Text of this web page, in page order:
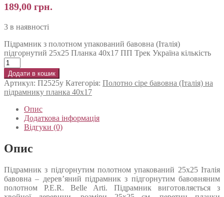
189,00 грн.
3 в наявності
Підрамник з полотном упакований бавовна (Італія)
підгорнутий 25х25 Планка 40х17 ПП Трек Україна кількість
Додати в кошик
Артикул: П2525у Категорія: Полотно сіре бавовна (Італія) на
підрамнику планка 40х17
Опис
Додаткова інформація
Відгуки (0)
Опис
Підрамник з підгорнутим полотном упакований 25х25 Італія
бавовна – дерев’яний підрамник з підгорнутим бавовняним
полотном P.E.R. Belle Arti. Підрамник виготовляється з